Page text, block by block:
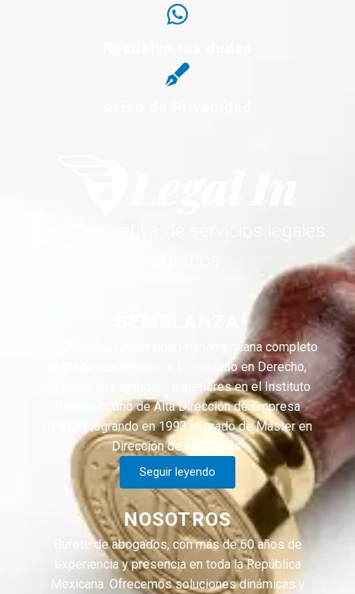
En 1985 en la Universidad Panamericana completo
el grado académico de Licenciado en Derecho,
continuo sus estudios superiores en el Instituto
Panamericano de Alta Dirección de Empresa
(IPADE) logrando en 1993 el grado de Máster en
Dirección de Empresas.
Seguir leyendo
NOSOTROS
Bufete de abogados, con más de 60 años de
experiencia y presencia en toda la República
Mexicana. Ofrecemos soluciones dinámicas y